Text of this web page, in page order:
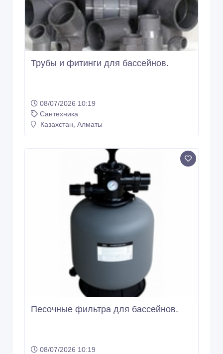
Трубы и фитинги для бассейнов.
08/07/2026 10:19
Сантехника
Казахстан, Алматы
Песочные фильтра для бассейнов.
08/07/2026 10:19